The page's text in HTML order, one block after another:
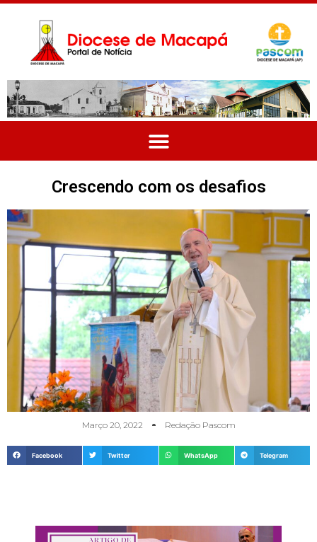
Crescendo com os desafios
Março 20, 2022 Redação Pascom
Facebook Twitter WhatsApp Telegram